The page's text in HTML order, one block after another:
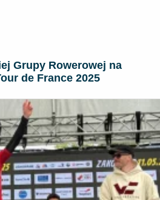
Grupy Rowerowej na
de France 2025